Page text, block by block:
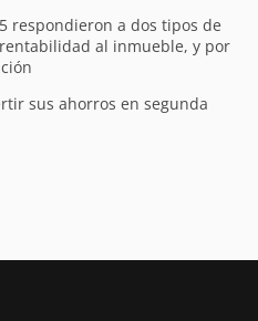
respondieron a dos tipos de
al inmueble, y por
sus ahorros en segunda